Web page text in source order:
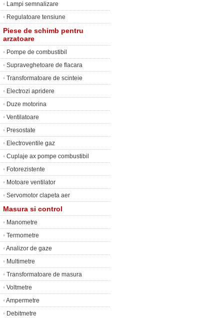
• Lampi semnalizare
• Regulatoare tensiune
Piese de schimb pentru
arzatoare
• Pompe de combustibil
• Supraveghetoare de flacara
• Transformatoare de scinteie
• Electrozi apridere
• Duze motorina
• Ventilatoare
• Presostate
• Electroventile gaz
• Cuplaje ax pompe combustibil
• Fotorezistente
• Motoare ventilator
• Servomotor clapeta aer
Masura si control
• Manometre
• Termometre
•Analizor de gaze
• Multimetre
• Transformatoare de masura
• Voltmetre
•Ampermetre
• Debitmetre